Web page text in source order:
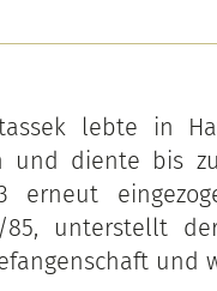
lebte in
und diente bis
erneut
85, unterstellt
und